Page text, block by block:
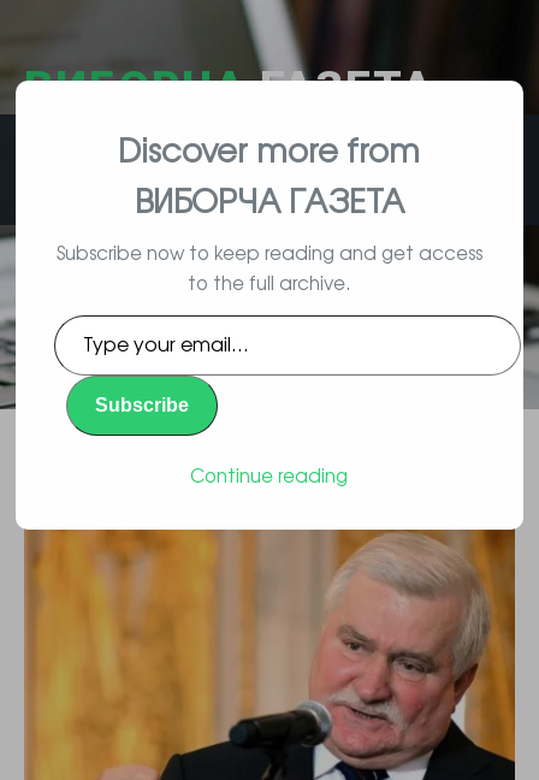
ВИБОРЧАГАЗЕТА
влада, вибори, народ
Лех Валенса був агентом
комуністичних спецслужб,
повідомляє Інститут національної
пам’яті Польщі
Discover more from
ВИБОРЧА ГАЗЕТА
Subscribe now to keep reading and get access
to the full archive.
Type
your
email…
Subscribe
Continue reading